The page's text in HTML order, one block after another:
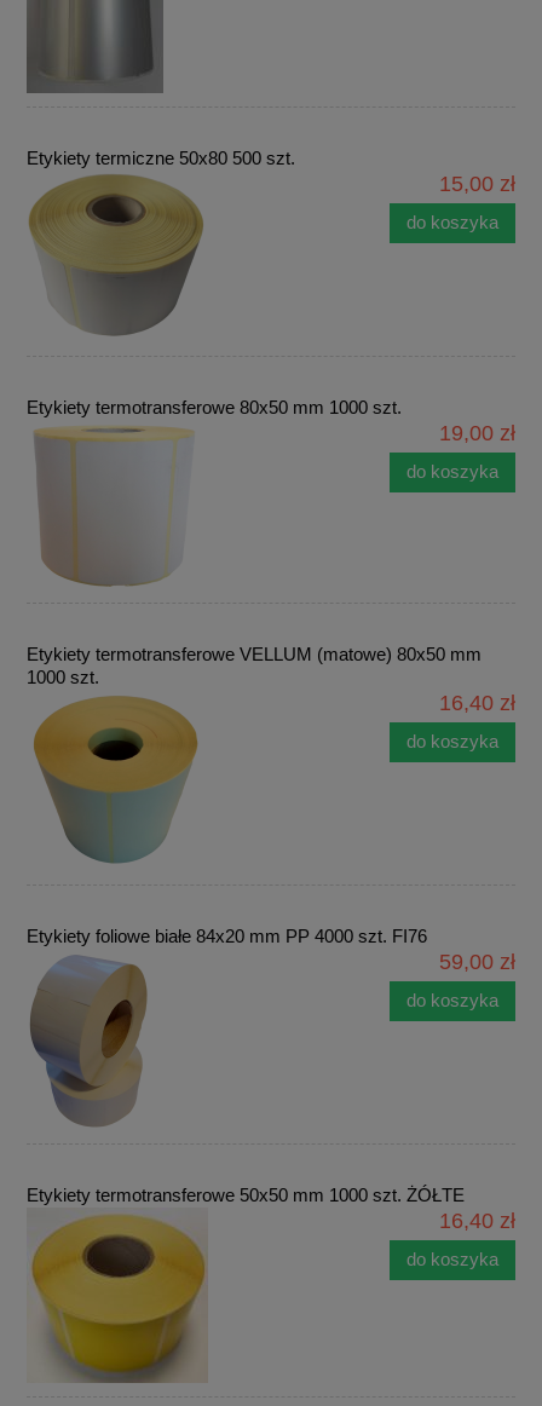
Etykiety termiczne 50x80 500 szt.
15,00 zł
do koszyka
Etykiety termotransferowe 80x50 mm 1000 szt.
19,00 zł
do koszyka
Etykiety termotransferowe VELLUM (matowe) 80x50 mm
1000 szt.
16,40 zł
do koszyka
Etykiety foliowe białe 84x20 mm PP 4000 szt. FI76
59,00 zł
do koszyka
Etykiety termotransferowe 50x50 mm 1000 szt. ŻÓŁTE
16,40 zł
do koszyka